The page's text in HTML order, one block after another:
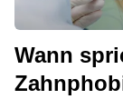
Wann